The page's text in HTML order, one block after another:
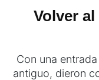
Volver
Con una
antiguo, dieron